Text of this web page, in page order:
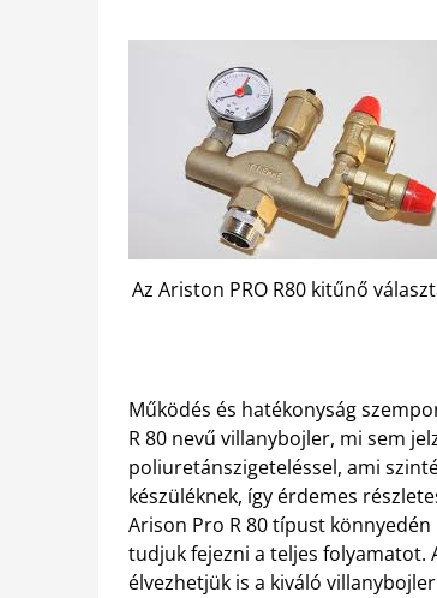
Az Ariston PRO R80 kitűnő
Működés és hatékonyság
R 80 nevű villanybojler, mi sem
poliuretánszigeteléssel, ami
készüléknek, így érdemes
Arison Pro R 80 típust
tudjuk fejezni a teljes folyamatot.
élvezhetjük is a kiváló